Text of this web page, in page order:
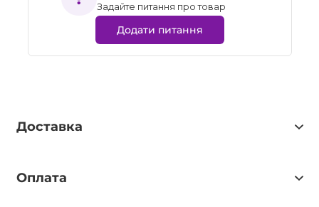
Задайте питання про товар
Додати питання
Доставка
Оплата